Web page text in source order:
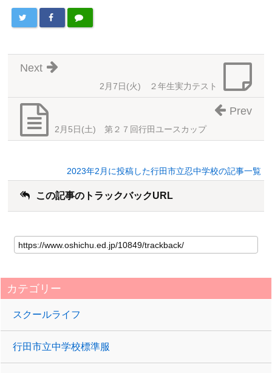
2月7日(火) ２年生実力テスト
Next
2月5日(土) 第２７回行田ユースカップ
Prev
2023年2月に投稿した行田市立忍中学校の記事一覧
この記事のトラックバックURL
カテゴリー
スクールライフ
行田市立中学校標準服